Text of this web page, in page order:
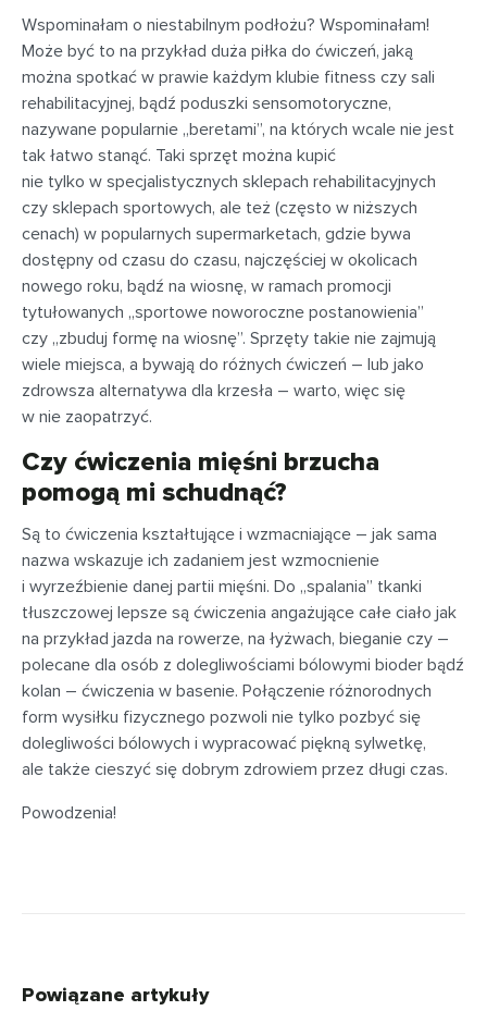
Wspominałam o niestabilnym podłożu? Wspominałam!
Może być to na przykład duża piłka do ćwiczeń, jaką
można spotkać w prawie każdym klubie fitness czy sali
rehabilitacyjnej, bądź poduszki sensomotoryczne,
nazywane popularnie „beretami”, na których wcale nie jest
tak łatwo stanąć. Taki sprzęt można kupić
nie tylko w specjalistycznych sklepach rehabilitacyjnych
czy sklepach sportowych, ale też (często w niższych
cenach) w popularnych supermarketach, gdzie bywa
dostępny od czasu do czasu, najczęściej w okolicach
nowego roku, bądź na wiosnę, w ramach promocji
tytułowanych „sportowe noworoczne postanowienia”
czy „zbuduj formę na wiosnę”. Sprzęty takie nie zajmują
wiele miejsca, a bywają do różnych ćwiczeń – lub jako
zdrowsza alternatywa dla krzesła – warto, więc się
w nie zaopatrzyć.
Czy ćwiczenia mięśni brzucha
pomogą mi schudnąć?
Są to ćwiczenia kształtujące i wzmacniające – jak sama
nazwa wskazuje ich zadaniem jest wzmocnienie
i wyrzeźbienie danej partii mięśni. Do „spalania” tkanki
tłuszczowej lepsze są ćwiczenia angażujące całe ciało jak
na przykład jazda na rowerze, na łyżwach, bieganie czy –
polecane dla osób z dolegliwościami bólowymi bioder bądź
kolan – ćwiczenia w basenie. Połączenie różnorodnych
form wysiłku fizycznego pozwoli nie tylko pozbyć się
dolegliwości bólowych i wypracować piękną sylwetkę,
ale także cieszyć się dobrym zdrowiem przez długi czas.
Powodzenia!
Powiązane artykuły